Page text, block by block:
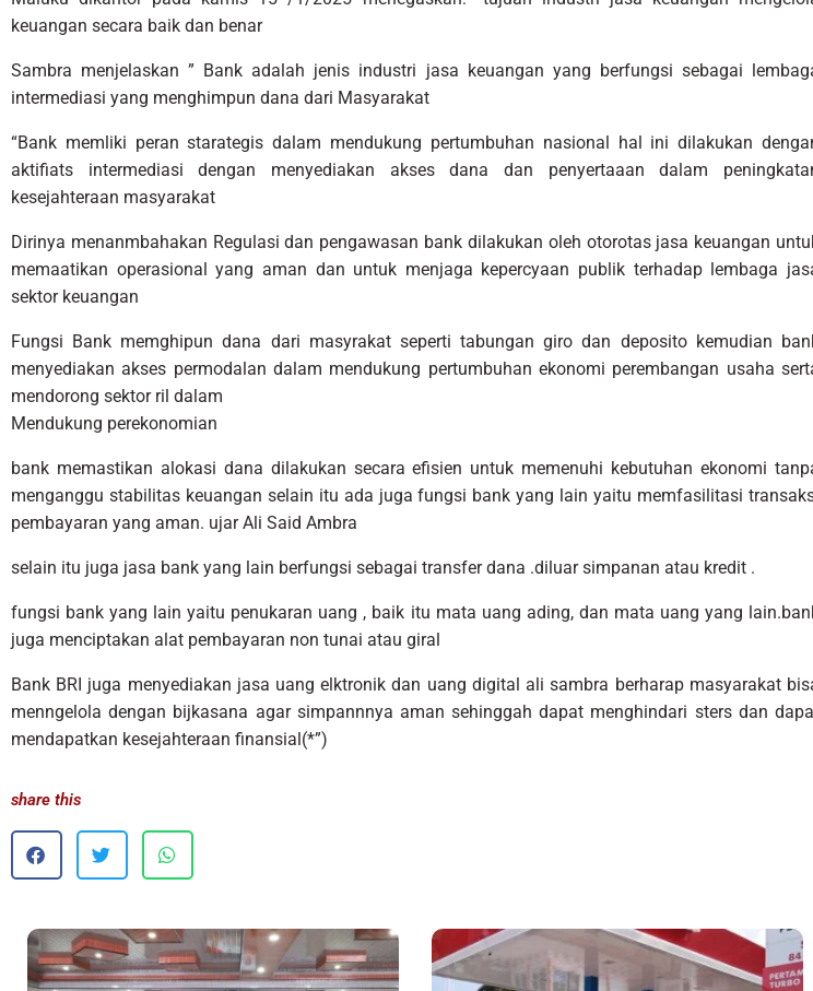
keuangan secara baik dan benar
Sambra menjelaskan ” Bank adalah jenis industri jasa keuangan yang berfungsi sebagai
intermediasi yang menghimpun dana dari Masyarakat
“Bank memliki peran starategis dalam mendukung pertumbuhan nasional hal ini dilakukan
aktifiats intermediasi dengan menyediakan akses dana dan penyertaaan dalam
kesejahteraan masyarakat
Dirinya menanmbahakan Regulasi dan pengawasan bank dilakukan oleh otorotas jasa keuangan
memaatikan operasional yang aman dan untuk menjaga kepercyaan publik terhadap lembaga
sektor keuangan
Fungsi Bank memghipun dana dari masyrakat seperti tabungan giro dan deposito kemudian
menyediakan akses permodalan dalam mendukung pertumbuhan ekonomi perembangan usaha
mendorong sektor ril dalam
Mendukung perekonomian
bank memastikan alokasi dana dilakukan secara efisien untuk memenuhi kebutuhan ekonomi
menganggu stabilitas keuangan selain itu ada juga fungsi bank yang lain yaitu memfasilitasi
pembayaran yang aman. ujar Ali Said Ambra
selain itu juga jasa bank yang lain berfungsi sebagai transfer dana .diluar simpanan atau kredit .
fungsi bank yang lain yaitu penukaran uang , baik itu mata uang ading, dan mata uang yang
juga menciptakan alat pembayaran non tunai atau giral
Bank BRI juga menyediakan jasa uang elktronik dan uang digital ali sambra berharap masyarakat
menngelola dengan bijkasana agar simpannnya aman sehinggah dapat menghindari sters dan
mendapatkan kesejahteraan finansial(*”)
share this